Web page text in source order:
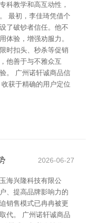
科教学和高互动性，
最初，李佳琦凭借个
了破钞者信任。他不
体验，增强劝服力。
时扣头、秒杀等促销
他善于与不雅众互
。 广州诺轩诚商品信
获于精确的用户定位
2026-06-27
海兴隆科技有限公
、提高品牌影响力的
销售模式已冉冉被更
代。 广州诺轩诚商品